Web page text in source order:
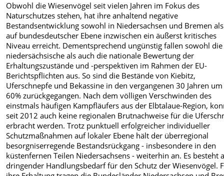
Obwohl die Wiesenvögel seit vielen Jahren im Fokus des
Naturschutzes stehen, hat ihre anhaltend negative
Bestandsentwicklung sowohl in Niedersachsen und Bremen
auf bundesdeutscher Ebene inzwischen ein äußerst kritisches
Niveau erreicht. Dementsprechend ungünstig fallen sowohl die
niedersächsische als auch die nationale Bewertung der
Erhaltungszustände und -perspektiven im Rahmen der EU-
Berichtspflichten aus. So sind die Bestände von Kiebitz,
Uferschnepfe und Bekassine in den vergangenen 30 Jahren
60% zurückgegangen. Nach dem völligen Verschwinden des
einstmals häufigen Kampfläufers aus der Elbtalaue-Region,
seit 2012 auch keine regionalen Brutnachweise für die
erbracht werden. Trotz punktuell erfolgreicher individueller
Schutzmaßnahmen auf lokaler Ebene hält der überregional
besorgniserregende Bestandsrückgang - insbesondere in den
küstenfernen Teilen Niedersachsens - weiterhin an. Es besteht
dringender Handlungsbedarf für den Schutz der Wiesenvögel.